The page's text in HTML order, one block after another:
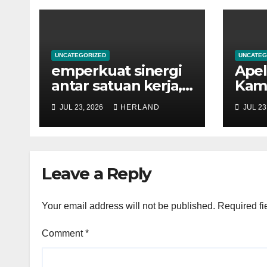
UNCATEGORIZED
emperkuat sinergi
antar satuan kerja,
Kantor Pertanahan
Kota Probolinggo
menerima
Pertanahan
Bondowoso
JUL 23, 2026 HERLAND JUL
Leave a Reply
Your email address will not be published. Required
Comment*